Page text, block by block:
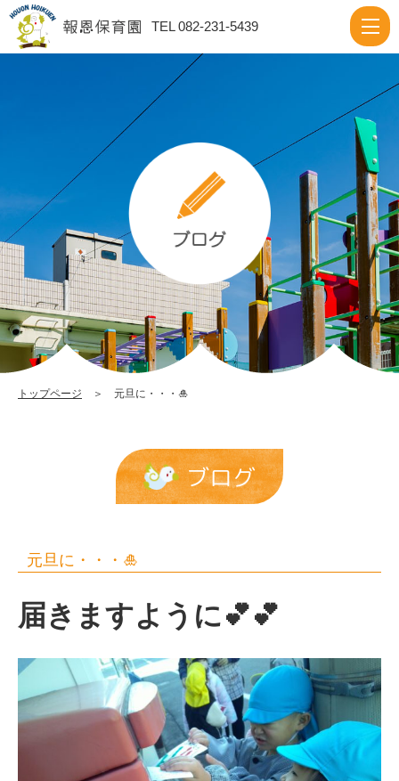
元
旦
に・・・
恩
保
育
園
TEL 082-231-5439
トップページ ＞ 元旦に・・・🎍
ブログ
元旦に・・・🎍
届きますように💕💕